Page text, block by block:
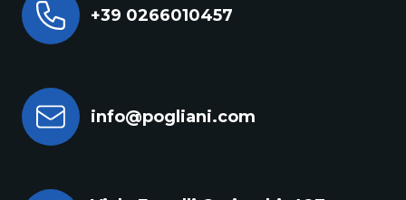
+39 0266010457
info@pogliani.com